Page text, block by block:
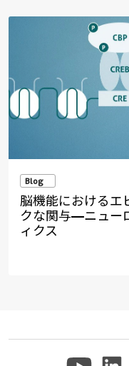
Blog
脳機能におけるエ
クな関与—ニュー
ィクス